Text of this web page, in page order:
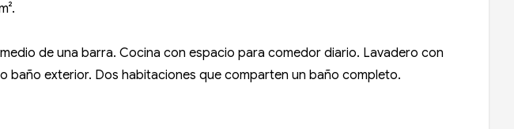
de una barra. Cocina con espacio para comedor diario. Lavadero con
baño exterior. Dos habitaciones que comparten un baño completo.